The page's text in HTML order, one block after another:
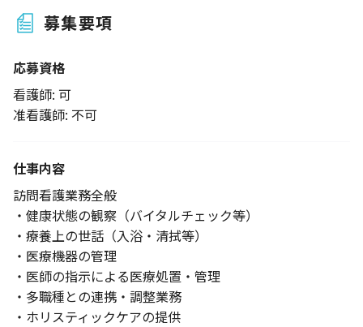
募集要項
応募資格
看護師: 可
准看護師: 不可
仕事内容
訪問看護業務全般
・健康状態の観察（バイタルチェック等）
・療養上の世話（入浴・清拭等）
・医療機器の管理
・医師の指示による医療処置・管理
・多職種との連携・調整業務
・ホリスティックケアの提供